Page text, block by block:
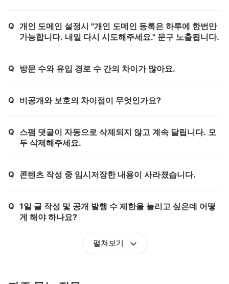
Q 개인 도메인 설정시 "개인 도메인 등록은 하루에 한번만
가능합니다. 내일 다시 시도해주세요." 문구 노출됩니다.
Q 방문 수와 유입 경로 수 간의 차이가 많아요.
Q 비공개와 보호의 차이점이 무엇인가요?
Q
스팸 댓글이 자동으로 삭제되지 않고 계속 달립니다. 모
두 삭제해주세요.
Q 콘텐츠 작성 중 임시저장한 내용이 사라졌습니다.
Q 1일 글 작성 및 공개 발행 수 제한을 늘리고 싶은데 어떻
게 해야 하나요?
펼쳐보기